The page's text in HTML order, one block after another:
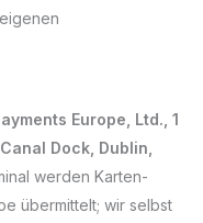
Europe, Ltd., 1
Dock, Dublin,
werden Karten-
übermittelt; wir selbst